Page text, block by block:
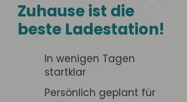
Zuhause ist die
beste Ladestation!
In wenigen Tagen
startklar
Persönlich geplant für